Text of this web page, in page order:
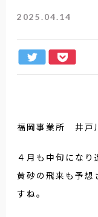
2025.04.14
福岡事業所 井戸
４月も中旬になり
黄砂の飛来も予想
すね。